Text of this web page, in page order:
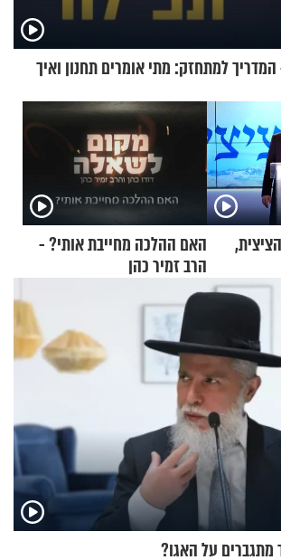
למתחזק: מתי אומרים תחנון ואיך
האם ההלכה מחייבת אותי? -
הרב זמיר כהן
מתגברים על האגו?